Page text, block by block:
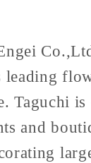
Taguchi
and